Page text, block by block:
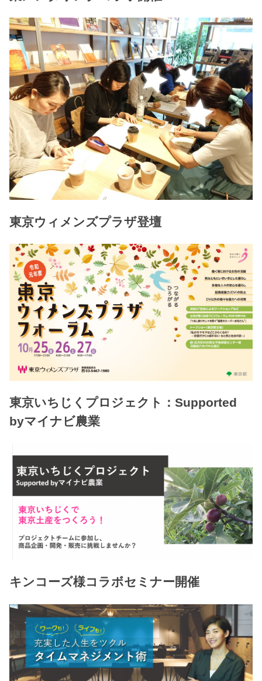
東京ウィメンズプラザ登壇
東京いちじくプロジェクト：Supported
byマイナビ農業
キンコーズ様コラボセミナー開催